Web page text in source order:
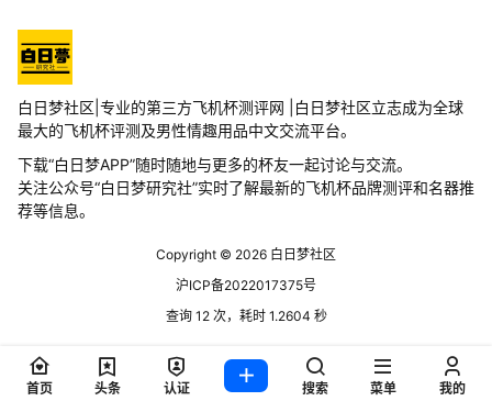
白日梦社区|专业的第三方飞机杯测评网 |白日梦社区立志成为全球
最大的飞机杯评测及男性情趣用品中文交流平台。
下载“白日梦APP”随时随地与更多的杯友一起讨论与交流。
关注公众号“白日梦研究社”实时了解最新的飞机杯品牌测评和名器推
荐等信息。
Copyright © 2026 白日梦社区
沪ICP备2022017375号
查询 12 次，耗时 1.2604 秒
首页 头条 认证 搜索 菜单 我的